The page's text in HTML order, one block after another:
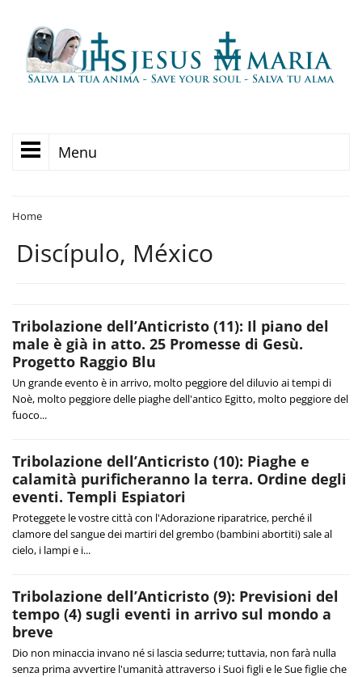
Menu
Home
Discípulo, México
Tribolazione dell’Anticristo (11): Il piano del
male è già in atto. 25 Promesse di Gesù.
Progetto Raggio Blu
Un grande evento è in arrivo, molto peggiore del diluvio ai tempi di
Noè, molto peggiore delle piaghe dell'antico Egitto, molto peggiore del
fuoco...
Tribolazione dell’Anticristo (10): Piaghe e
calamità purificheranno la terra. Ordine degli
eventi. Templi Espiatori
Proteggete le vostre città con l'Adorazione riparatrice, perché il
clamore del sangue dei martiri del grembo (bambini abortiti) sale al
cielo, i lampi e i...
Tribolazione dell’Anticristo (9): Previsioni del
tempo (4) sugli eventi in arrivo sul mondo a
breve
Dio non minaccia invano né si lascia sedurre; tuttavia, non farà nulla
senza prima avvertire l'umanità attraverso i Suoi figli e le Sue figlie che